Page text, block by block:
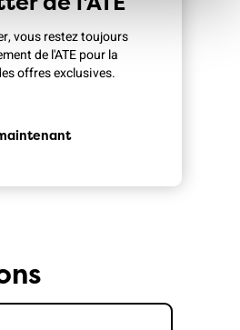
vous restez toujours
de l'ATE pour la
offres exclusives.